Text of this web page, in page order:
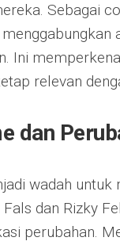
Sebagai
Ini
relevan
dan
wadah untuk
dan Rizky
perubahan.